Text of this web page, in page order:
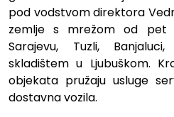
pod vodstvom direktora
zemlje s mrežom od pet
Sarajevu, Tuzli,
skladištem u Ljubuškom.
objekata pružaju usluge
dostavna vozila.